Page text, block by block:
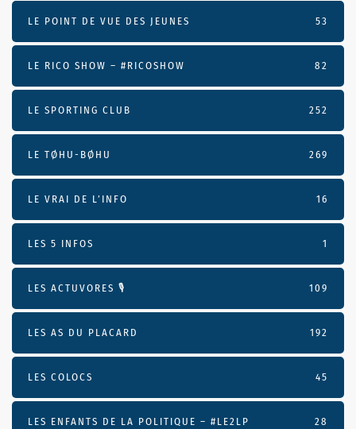
LE POINT DE VUE DES JEUNES 53
LE RICO SHOW – #RICOSHOW 82
LE SPORTING CLUB 252
LE TØHU-BØHU 269
LE VRAI DE L’INFO 16
LES 5 INFOS 1
LES ACTUVORES 🎙 109
LES AS DU PLACARD 192
LES COLOCS 45
LES ENFANTS DE LA POLITIQUE – #LE2LP 28